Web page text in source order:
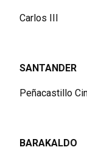
Carlos III
SANTANDER
Peñacastillo
BARAKALDO